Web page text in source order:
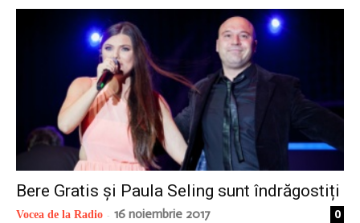
Bere Gratis și Paula Seling sunt îndrăgostiți
Vocea de la Radio - 16 noiembrie 2017 0